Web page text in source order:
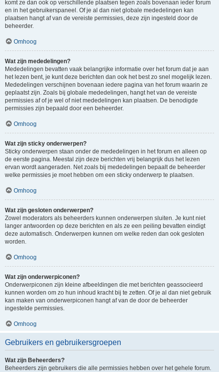
komt ze dan ook op verschillende plaatsen tegen zoals bovenaan ieder forum
en in het gebruikerspaneel. Of je al dan niet globale mededelingen kan
plaatsen hangt af van de vereiste permissies, deze zijn ingesteld door de
beheerder.
Omhoog
Wat zijn mededelingen?
Mededelingen bevatten vaak belangrijke informatie over het forum dat je aan
het lezen bent, je kunt deze berichten dan ook het best zo snel mogelijk lezen.
Mededelingen verschijnen bovenaan iedere pagina van het forum waarin ze
geplaatst zijn. Zoals bij globale mededelingen, hangt het van de vereiste
permissies af of je wel of niet mededelingen kan plaatsen. De benodigde
permissies zijn bepaald door een beheerder.
Omhoog
Wat zijn sticky onderwerpen?
Sticky onderwerpen staan onder de mededelingen in het forum en alleen op
de eerste pagina. Meestal zijn deze berichten vrij belangrijk dus het lezen
ervan wordt aangeraden. Net zoals bij mededelingen bepaalt de beheerder
welke permissies je moet hebben om een sticky onderwerp te plaatsen.
Omhoog
Wat zijn gesloten onderwerpen?
Zowel moderators als beheerders kunnen onderwerpen sluiten. Je kunt niet
langer antwoorden op deze berichten en als ze een peiling bevatten eindigt
deze automatisch. Onderwerpen kunnen om welke reden dan ook gesloten
worden.
Omhoog
Wat zijn onderwerpiconen?
Onderwerpiconen zijn kleine afbeeldingen die met berichten geassocieerd
kunnen worden om zo hun inhoud kracht bij te zetten. Of je al dan niet gebruik
kan maken van onderwerpiconen hangt af van de door de beheerder
ingestelde permissies.
Omhoog
Gebruikers en gebruikersgroepen
Wat zijn Beheerders?
Beheerders zijn gebruikers die alle permissies hebben over het gehele forum.